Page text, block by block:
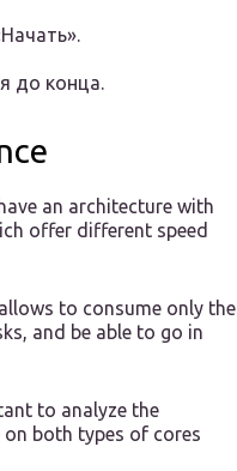
до конца.
an architecture with
offer different speed
to consume only the
and be able to go in
to analyze the
both types of cores